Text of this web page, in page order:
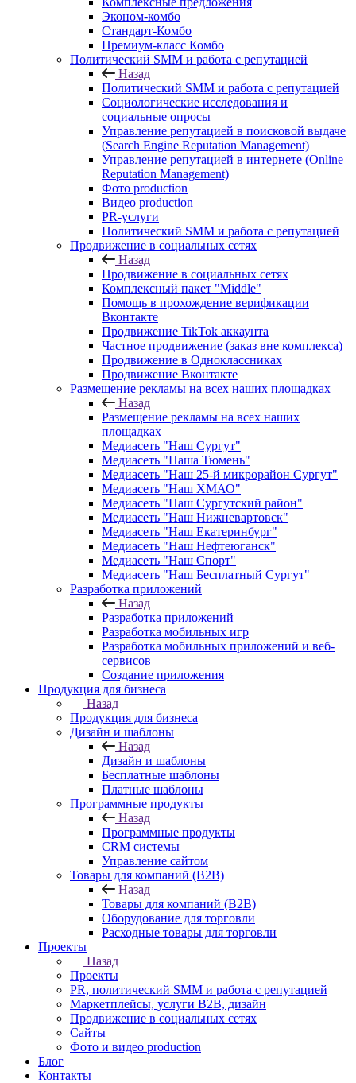
Эконом-комбо
Стандарт-Комбо
Премиум-класс Комбо
Политический SMM и работа с репутацией
Назад
Политический SMM и работа с репутацией
Социологические исследования и
социальные опросы
Управление репутацией в поисковой выдаче
(Search Engine Reputation Management)
Управление репутацией в интернете (Online
Reputation Management)
Фото production
Видео production
PR-услуги
Политический SMM и работа с репутацией
Продвижение в социальных сетях
Назад
Продвижение в социальных сетях
Комплексный пакет "Middle"
Помощь в прохождение верификации
Вконтакте
Продвижение TikTok аккаунта
Частное продвижение (заказ вне комплекса)
Продвижение в Одноклассниках
Продвижение Вконтакте
Размещение рекламы на всех наших площадках
Назад
Размещение рекламы на всех наших
площадках
Медиасеть "Наш Сургут"
Медиасеть "Наша Тюмень"
Медиасеть "Наш 25-й микрорайон Сургут"
Медиасеть "Наш ХМАО"
Медиасеть "Наш Сургутский район"
Медиасеть "Наш Нижневартовск"
Медиасеть "Наш Екатеринбург"
Медиасеть "Наш Нефтеюганск"
Медиасеть "Наш Спорт"
Медиасеть "Наш Бесплатный Сургут"
Разработка приложений
Назад
Разработка приложений
Разработка мобильных игр
Разработка мобильных приложений и веб-
сервисов
Создание приложения
Продукция для бизнеса
Назад
Продукция для бизнеса
Дизайн и шаблоны
Назад
Дизайн и шаблоны
Бесплатные шаблоны
Платные шаблоны
Программные продукты
Назад
Программные продукты
CRM системы
Управление сайтом
Товары для компаний (B2B)
Назад
Товары для компаний (B2B)
Оборудование для торговли
Расходные товары для торговли
Проекты
Назад
Проекты
PR, политический SMM и работа с репутацией
Маркетплейсы, услуги B2B, дизайн
Продвижение в социальных сетях
Сайты
Фото и видео production
Блог
Контакты